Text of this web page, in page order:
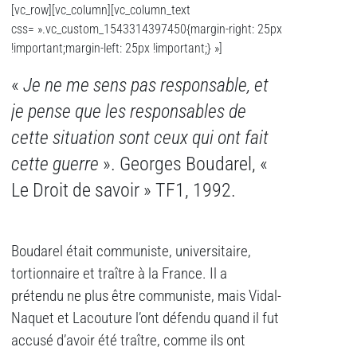
[vc_row][vc_column][vc_column_text
css= ».vc_custom_1543314397450{margin-right: 25px
!important;margin-left: 25px !important;} »]
« Je ne me sens pas responsable, et
je pense que les responsables de
cette situation sont ceux qui ont fait
cette guerre ». Georges Boudarel, «
Le Droit de savoir » TF1, 1992.
Boudarel était communiste, universitaire,
tortionnaire et traître à la France. Il a
prétendu ne plus être communiste, mais Vidal-
Naquet et Lacouture l’ont défendu quand il fut
accusé d’avoir été traître, comme ils ont